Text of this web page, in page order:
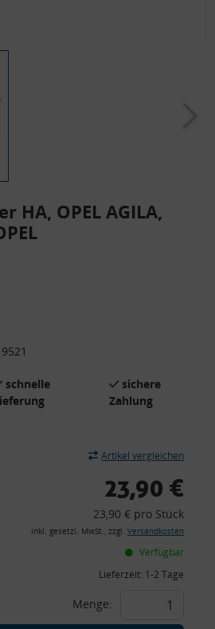
HA, OPEL AGILA,
schnelle
sichere
Zahlung
Artikel vergleichen
23,90 €
23,90 € pro Stück
inkl. gesetzl. MwSt., zzgl. Versandkosten
Verfügbar
Lieferzeit: 1-2 Tage
Menge: